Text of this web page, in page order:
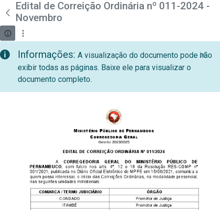
Pular para o Conteúdo principal
teste descricao
Edital de Correição Ordinária nº 011-2024 -
Novembro
Informações: A visualização do documento pode não
exibir todas as páginas. Baixe ele para visualizar o
documento completo.